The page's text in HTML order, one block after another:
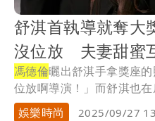
舒淇首執導就奪大
沒位放 夫妻甜蜜
馮德倫曬出舒淇手拿獎座
位放啊導演！」而舒淇也
娛樂時尚
2025/09/27